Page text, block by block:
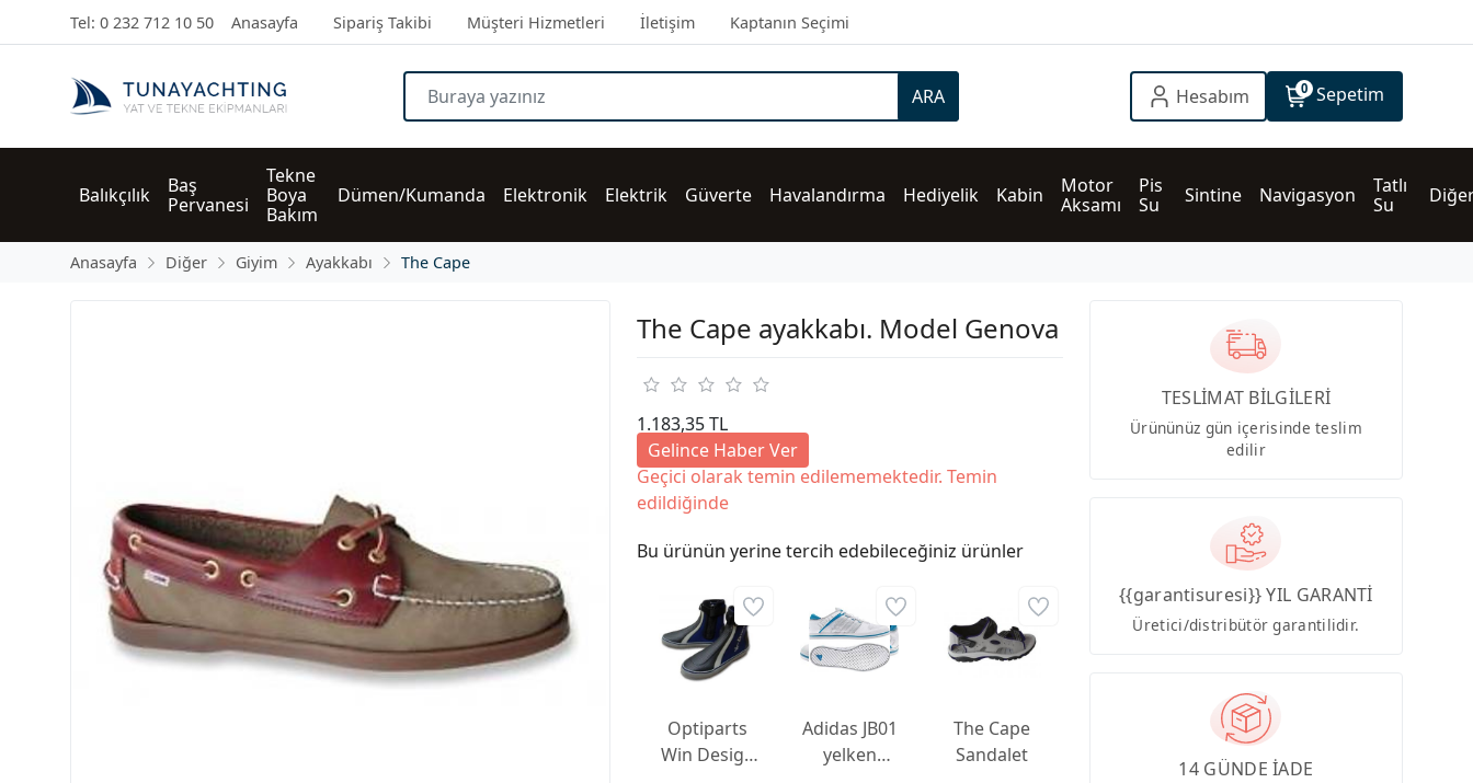
Tel: 0 232 712 10 50 Anasayfa Sipariş Takibi Müşteri Hizmetleri İletişim Kaptanın Seçimi
ARA Hesabım 0 Sepetim
Balıkçılık
Baş
Pervanesi
Tekne
Boya
Bakım
Dümen/Kumanda Elektronik Elektrik Güverte Havalandırma Hediyelik Kabin
Motor
Aksamı
Pis
Su
Sintine Navigasyon
Tatlı
Su
Anasayfa Diğer Giyim Ayakkabı The Cape
The Cape ayakkabı. Model Genova
1.183,35 TL
Gelince Haber Ver
Geçici olarak temin edilememektedir. Temin
edildiğinde
Bu ürünün yerine tercih edebileceğiniz ürünler
Optiparts
Win Design
Adidas JB01
yelken
The Cape
Sandalet
TESLİMAT BİLGİLERİ
Ürününüz gün içerisinde teslim
edilir
{{garantisuresi}} YIL GARANTİ
Üretici/distribütör garantilidir.
14 GÜNDE İADE